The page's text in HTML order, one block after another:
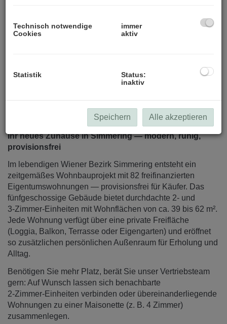
Beschreibung
Ihr neues Zuhause in Simmering — modern, ruhig,
provisionsfrei
Im lebendigen Wiener Bezirk Simmering entsteht ein
zeitgemäßes Wohnbauprojekt mit 82 freifinanzierten
Eigentumswohnungen — provisionsfrei für Käufer. Das
fünfgeschossige Gebäude bietet durchdachte 2‑ und
3‑Zimmer‑Einheiten mit Wohnflächen von ca. 39 bis 62 m².
Jede Wohnung verfügt über eine private Freifläche
(Loggia, Balkon, Terrasse oder Eigengarten) und eröffnet
so zusätzlichen persönlichen Außenraum für Erholung und
Alltag.
Benötigen Sie mehr Platz, berät Sie unser Vertriebsteam
gern: Auf Wunsch lassen sich benachbarte
2‑Zimmer‑Einheiten verbinden oder übereinanderliegende
Wohnungen zu einer Maisonette (z. B. 4 Zimmer)
zusammenlegen.
Technisch notwendige
Cookies
immer
aktiv
Statistik
Status:
inaktiv
Speichern Alle akzeptieren